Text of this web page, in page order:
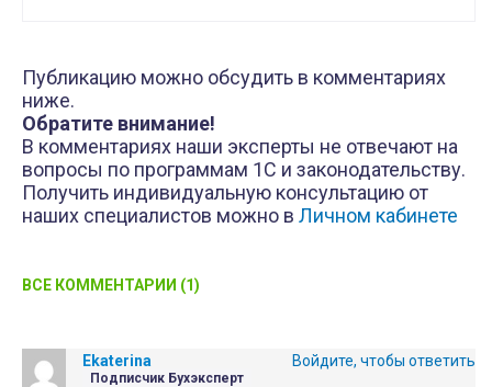
Публикацию можно обсудить в комментариях
ниже.
Обратите внимание!
В комментариях наши эксперты не отвечают на
вопросы по программам 1С и законодательству.
Получить индивидуальную консультацию от
наших специалистов можно в Личном кабинете
ВСЕ КОММЕНТАРИИ (1)
Ekaterina
Подписчик Бухэксперт
Войдите, чтобы ответить